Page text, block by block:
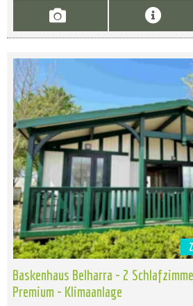
Baskenhaus Belharra - 2
Premium - Klimaanlage